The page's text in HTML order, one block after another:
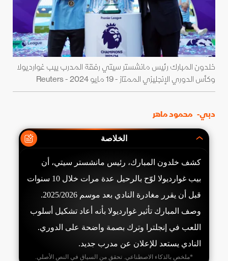
خلدون المبارك رئيس مانشستر سيتي رفقة المدرب بيب غوارديولا
وكأس الدوري الإنجليزي الممتاز - 19 مايو 2024 - Reuters
دبي- محمود ماهر
الخلاصة
كشف خلدون المبارك، رئيس مانشستر سيتي، أن
بيب غوارديولا لوّح بالرحيل عدة مرات خلال 10 سنوات
قبل أن يقرر مغادرة النادي بعد موسم 2025/2026.
وصف المبارك تأثير غوارديولا بأنه أعاد تشكيل أسلوب
اللعب في إنجلترا وترك بصمة واضحة على الدوري.
النادي يستعد للإعلان عن مدرب جديد.
*ملخص بالذكاء الاصطناعي. تحقق من السياق في النص الأصلي.